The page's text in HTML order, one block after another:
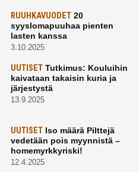
RUUHKAVUODET20
syyslomapuuhaa pienten
lasten kanssa
3.10.2025
UUTISETTutkimus: Kouluihin
kaivataan takaisin kuria ja
järjestystä
13.9.2025
UUTISETIso määrä Pilttejä
vedetään pois myynnistä –
homemyrkkyriski!
12.4.2025